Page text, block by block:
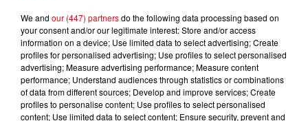
SHABOOZEY
A Bar Song (tipsy)
TEDDY SWIMS
Mr Know It All
SOPRANO
Roule
We and our (447) partnersdo the following data processing based on
your consent and/or our legitimate interest: Store and/or access
information on a device; Use limited data to select advertising; Create
profiles for personalised advertising; Use profiles to select personalised
advertising; Measure advertising performance; Measure content
performance; Understand audiences through statistics or combinations
of data from different sources; Develop and improve services; Create
profiles to personalise content; Use profiles to select personalised
content; Use limited data to select content; Ensure security, prevent and